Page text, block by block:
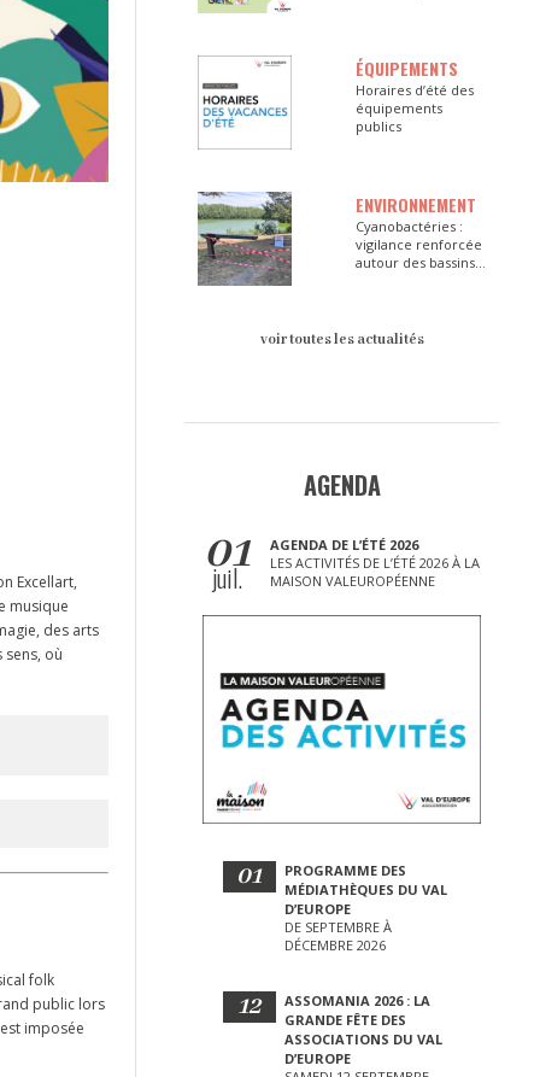
Excellart,
musique
des arts
où
folk
public lors
imposée
ÉQUIPEMENTS
Horaires d’été des
équipements
publics
ENVIRONNEMENT
Cyanobactéries :
vigilance renforcée
autour des bassins
voir toutes les actualités
AGENDA
01
juil.
AGENDA DE L’ÉTÉ 2026
LES ACTIVITÉS DE L’ÉTÉ 2026 À LA
MAISON VALEUROPÉENNE
01
PROGRAMME DES
MÉDIATHÈQUES DU VAL
D’EUROPE
DE SEPTEMBRE À
DÉCEMBRE 2026
12
ASSOMANIA 2026 : LA
GRANDE FÊTE DES
ASSOCIATIONS DU VAL
D’EUROPE